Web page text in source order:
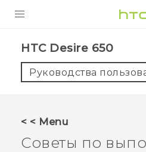
5G
HTC Desire 650‎
Руководства
< < Menu
Советы по